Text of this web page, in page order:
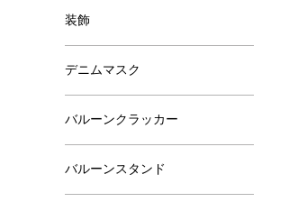
装飾
デニムマスク
バルーンクラッカー
バルーンスタンド